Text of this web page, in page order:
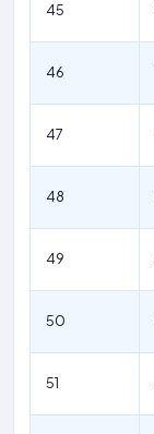
45
46
47
48
49
50
51